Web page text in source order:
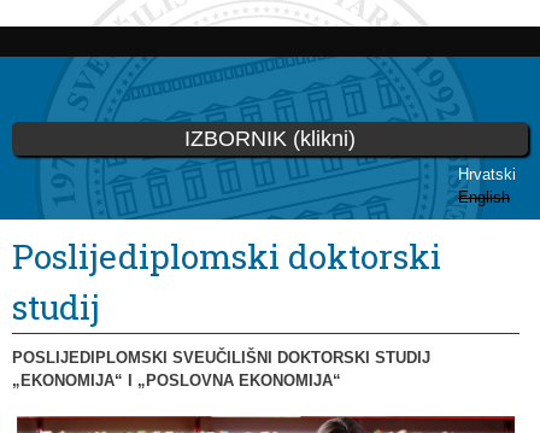
Skoči
glavni
sadržaj
Hrvatski
English
IZBORNIK (klikni)
Vi ste ovdje
Poslijediplomski doktorski
studij
POSLIJEDIPLOMSKI SVEUČILIŠNI DOKTORSKI STUDIJ
„EKONOMIJA“ I „POSLOVNA EKONOMIJA“